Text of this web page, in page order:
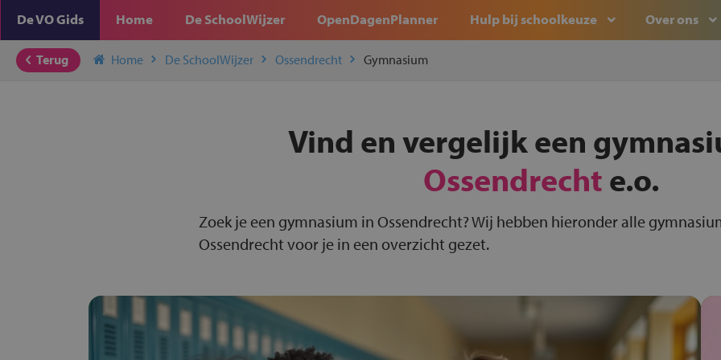
De VO Gids Home De SchoolWijzer OpenDagenPlanner Hulp bij schoolkeuze Over ons
Terug Home De SchoolWijzer Ossendrecht Gymnasium
Vind en vergelijk een
Ossendrechte.o.
Zoek je een gymnasium in Ossendrecht? Wij hebben hieronder alle
Ossendrecht voor je in een overzicht gezet.